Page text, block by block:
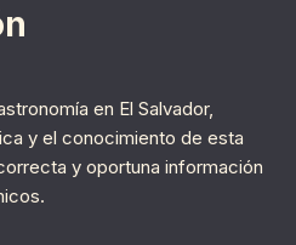
en El Salvador,
y el conocimiento de esta
y oportuna información